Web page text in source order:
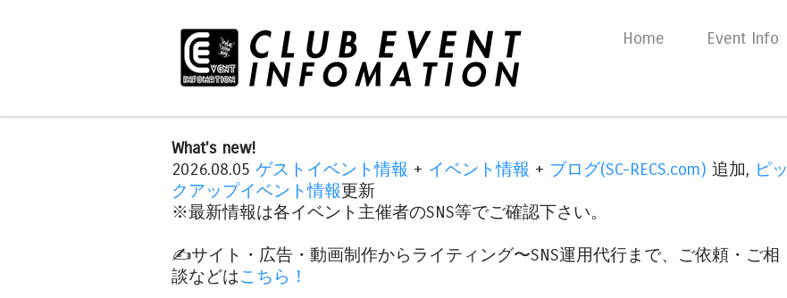
Skip to content
Home Event Info
What's new!
2026.08.05 ゲストイベント情報 + イベント情報 + ブログ(SC-RECS.com) 追加, ピッ
クアップイベント情報更新
※最新情報は各イベント主催者のSNS等でご確認下さい。
✍️サイト・広告・動画制作からライティング〜SNS運用代行まで、ご依頼・ご相
談などはこちら！